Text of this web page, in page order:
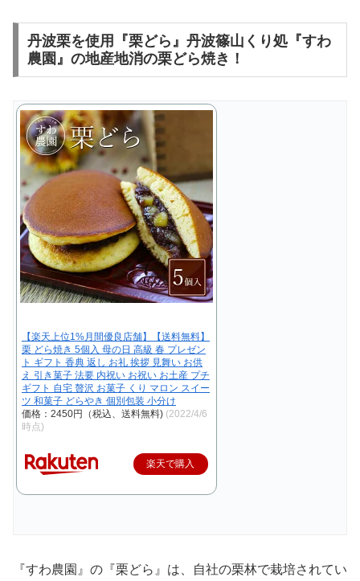
丹波栗を使用『栗どら』丹波篠山くり処『すわ
農園』の地産地消の栗どら焼き！
【楽天上位1%月間優良店舗】【送料無料】
栗 どら焼き 5個入 母の日 高級 春 プレゼン
ト ギフト 香典 返し お礼 挨拶 見舞い お供
え 引き菓子 法要 内祝い お祝い お土産 プチ
ギフト 自宅 贅沢 お菓子 くり マロン スイー
ツ 和菓子 どらやき 個別包装 小分け
価格：2450円（税込、送料無料) (2022/4/6
時点)
楽天で購入
『すわ農園』の『栗どら』は、自社の栗林で栽培されてい